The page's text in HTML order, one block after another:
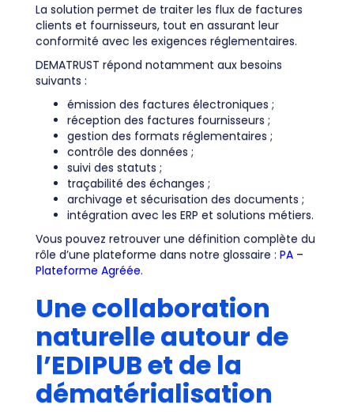
La solution permet de traiter les flux de factures
clients et fournisseurs, tout en assurant leur
conformité avec les exigences réglementaires.
DEMATRUST répond notamment aux besoins
suivants :
émission des factures électroniques ;
réception des factures fournisseurs ;
gestion des formats réglementaires ;
contrôle des données ;
suivi des statuts ;
traçabilité des échanges ;
archivage et sécurisation des documents ;
intégration avec les ERP et solutions métiers.
Vous pouvez retrouver une définition complète du
rôle d’une plateforme dans notre glossaire : PA –
Plateforme Agréée.
Une collaboration
naturelle autour de
l’EDIPUB et de la
dématérialisation